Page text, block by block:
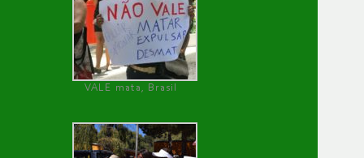
VALE mata, Brasil